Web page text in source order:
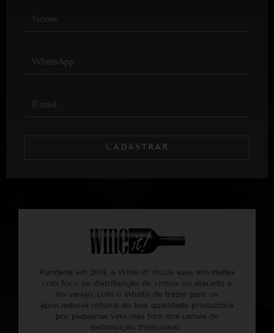
CADASTRAR
Fundada em 2014, a Wine it! inicia suas atividades
com foco na distribuição de vinhos no atacado e
no varejo, com o intuito de trazer para os
apreciadores rótulos de boa qualidade produzidos
por pequenas vinícolas fora dos canais de
distribuição tradicional.